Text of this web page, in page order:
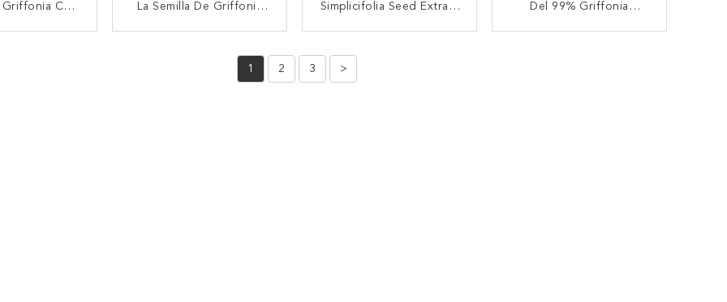
Griffonia Con
La Semilla De Griffonia
Simplicifolia Seed Extract
Del 99% Griffonia
1 2 3 >